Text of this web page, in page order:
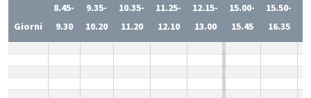
Giorni
8.45-
9.30
9.35-
10.20
10.35-
11.20
11.25-
12.10
12.15-
13.00
15.00-
15.45
15.50-
16.35